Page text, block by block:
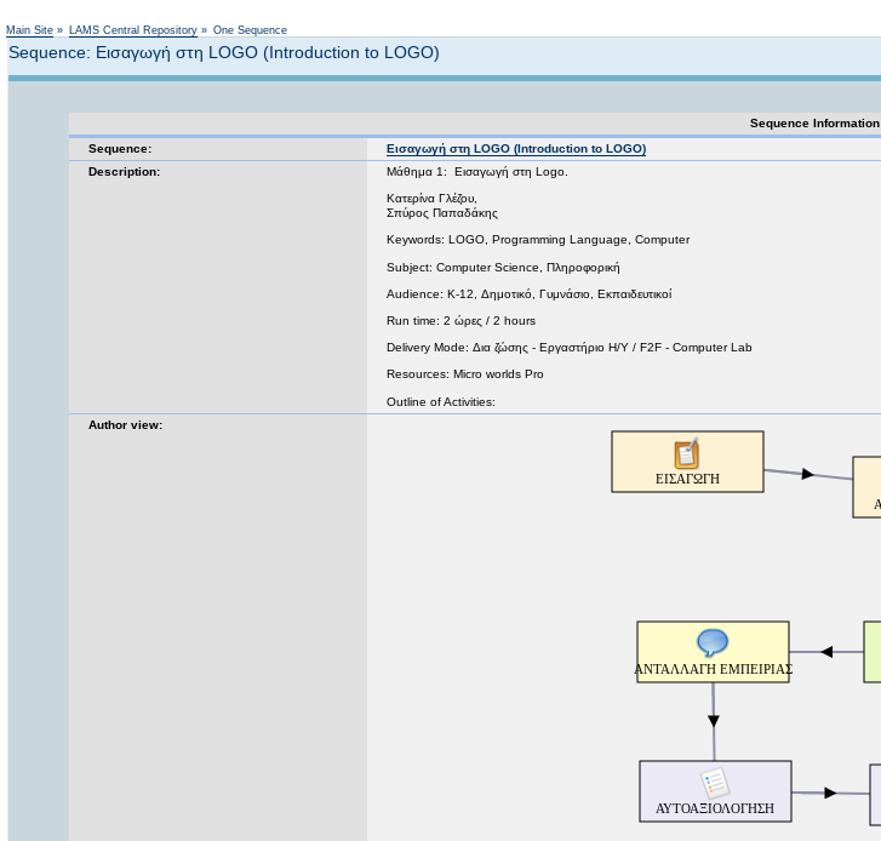
Main Site » LAMS Central Repository » One Sequence
Sequence: Εισαγωγή στη LOGO (Introduction to LOGO)
Sequence Information
Sequence:
Εισαγωγή στη LOGO (Introduction to LOGO)
Description: Μάθημα 1: Εισαγωγή στη Logo.
Κατερίνα Γλέζου,
Σπύρος Παπαδάκης
Keywords: LOGO, Programming Language, Computer
Subject: Computer Science, Πληροφορική
Audience: K-12, Δημοτικό, Γυμνάσιο, Εκπαιδευτικοί
Run time: 2 ώρες / 2 hours
Delivery Mode: Δια ζώσης - Εργαστήριο Η/Υ / F2F - Computer Lab
Resources: Micro worlds Pro
Outline of Activities:
Author view: